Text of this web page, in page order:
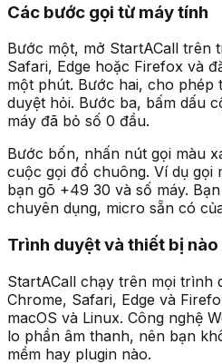
Các bước gọi từ máy tính
Bước một, mở StartACall trên
Safari, Edge hoặc Firefox và
một phút. Bước hai, cho
duyệt hỏi. Bước ba, bấm dấu
máy đã bỏ số 0 đầu.
Bước bốn, nhấn nút gọi màu
cuộc gọi đổ chuông. Ví dụ gọi
bạn gõ +49 30 và số máy.
chuyên dụng, micro sẵn có
Trình duyệt và thiết bị
StartACall chạy trên mọi trình
Chrome, Safari, Edge và
macOS và Linux. Công nghệ
lo phần âm thanh, nên bạn
mềm hay plugin nào.